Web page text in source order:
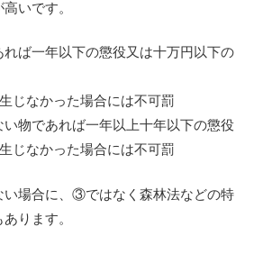
いです。
ば一年以下の懲役又は十万円以下の
じなかった場合には不可罰
物であれば一年以上十年以下の懲役
じなかった場合には不可罰
場合に、③ではなく森林法などの特
ります。